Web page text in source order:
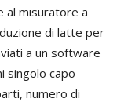
al misuratore a
di latte per
a un software
singolo capo
numero di